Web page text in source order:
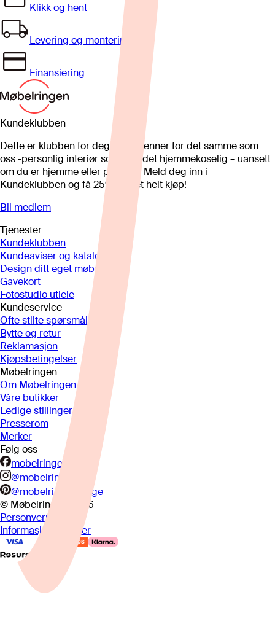
Klikk og hent
Levering og montering
Finansiering
Kundeklubben
Dette er klubben for deg som brenner for det samme som
oss -personlig interiør som gjør det hjemmekoselig – uansett
om du er hjemme eller på hytta. Meld deg inn i
Kundeklubben og få 25%* på et helt kjøp!
Bli medlem
Tjenester
Kundeklubben
Kundeaviser og kataloger
Design ditt eget møbel
Gavekort
Fotostudio utleie
Kundeservice
Ofte stilte spørsmål
Bytte og retur
Reklamasjon
Kjøpsbetingelser
Møbelringen
Om Møbelringen
Våre butikker
Ledige stillinger
Presserom
Merker
Følg oss
mobelringen.no
@mobelringen
@mobelringennorge
© Møbelringen
2026
Personvern
Informasjonskapsler